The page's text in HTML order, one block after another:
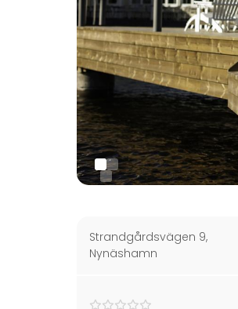
Strandgårdsvägen 9,
Nynäshamn